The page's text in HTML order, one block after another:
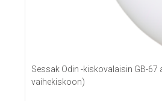
Sessak Odin -kiskovalaisin GB-67
vaihekiskoon)